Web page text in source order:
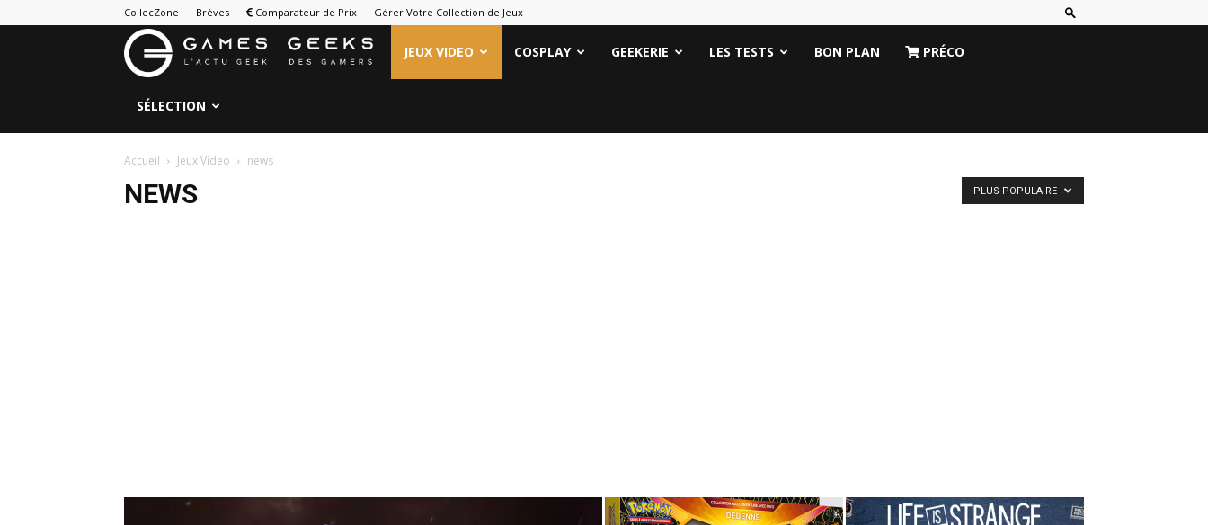
CollecZone Brèves Comparateur de Prix Gérer Votre Collection de Jeux
Games
JEUX VIDEO COSPLAY GEEKERIE LES TESTS BON PLAN PRÉCO
SÉLECTION
Accueil Jeux Video news
NEWS PLUS POPULAIRE